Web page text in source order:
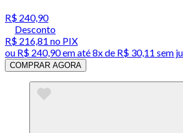
R$ 240,90
Desconto
R$ 216,81 no PIX
ou R$ 240,90em até8x de R$ 30,11 sem
COMPRAR AGORA